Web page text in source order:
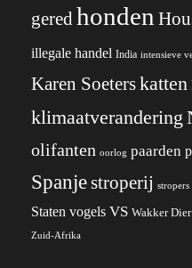
gered honden
illegale handel India intensieve
Karen Soeterskatten
klimaatverandering
olifanten oorlog paarden
Spanjestroperij stropers
Staten vogels VS Wakker Dier
Zuid-Afrika